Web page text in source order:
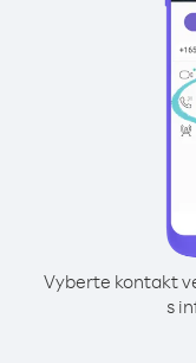
Vyberte kontakt
s